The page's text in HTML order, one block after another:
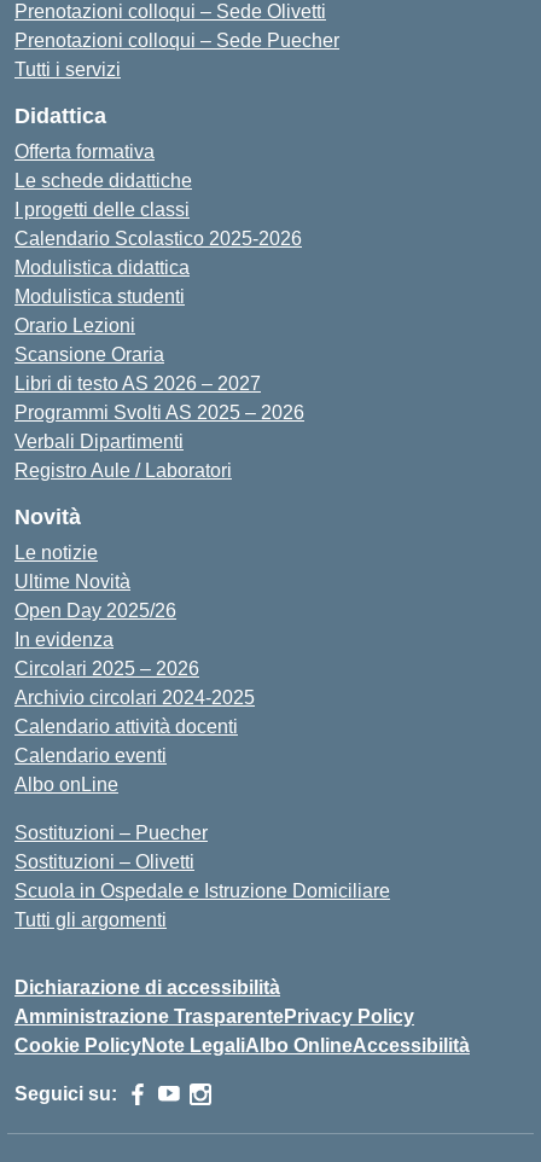
Prenotazioni colloqui – Sede Olivetti
Prenotazioni colloqui – Sede Puecher
Tutti i servizi
Didattica
Offerta formativa
Le schede didattiche
I progetti delle classi
Calendario Scolastico 2025-2026
Modulistica didattica
Modulistica studenti
Orario Lezioni
Scansione Oraria
Libri di testo AS 2026 – 2027
Programmi Svolti AS 2025 – 2026
Verbali Dipartimenti
Registro Aule / Laboratori
Novità
Le notizie
Ultime Novità
Open Day 2025/26
In evidenza
Circolari 2025 – 2026
Archivio circolari 2024-2025
Calendario attività docenti
Calendario eventi
Albo onLine
Sostituzioni – Puecher
Sostituzioni – Olivetti
Scuola in Ospedale e Istruzione Domiciliare
Tutti gli argomenti
Dichiarazione di accessibilità
Amministrazione TrasparentePrivacy Policy
Cookie PolicyNote LegaliAlbo OnlineAccessibilità
Seguici su: